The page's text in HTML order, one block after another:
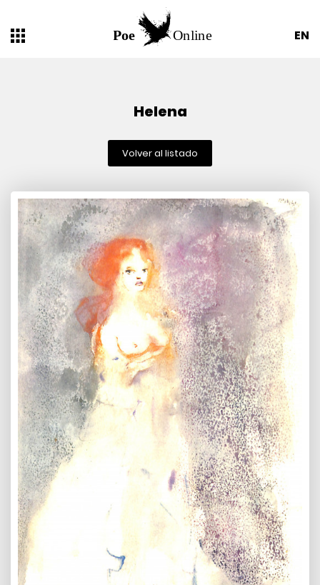
EN
Helena
Volver al listado